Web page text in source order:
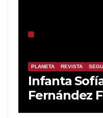
PLANETA REVISTA
Infanta
Fernández
de la